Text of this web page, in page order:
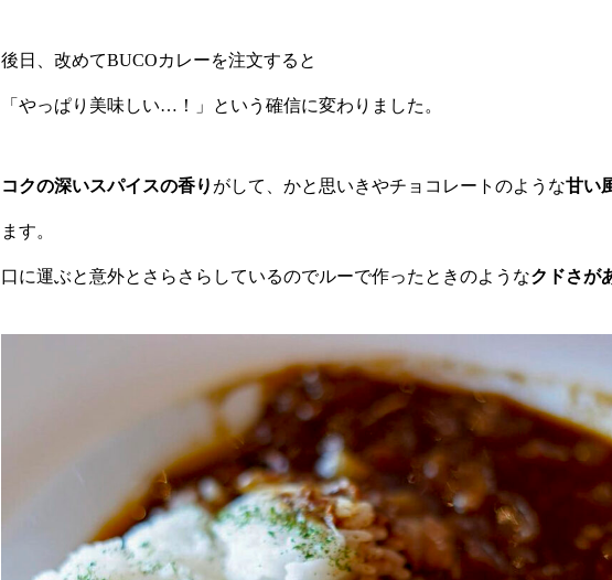
後日、改めてBUCOカレーを注文すると
「やっぱり美味しい…！」という確信に変わりました。
コクの深いスパイスの香り がして、かと思いきやチョコレートのような甘い
ます。
口に運ぶと意外とさらさらしているのでルーで作ったときのようなクドさが